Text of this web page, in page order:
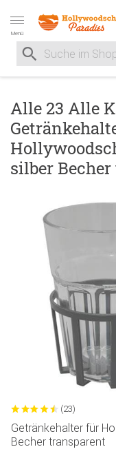
Menü
Suche nach
Suche im Shop,
Alle 23 Alle
silber
(23)
Getränkehalter für
Becher transparent